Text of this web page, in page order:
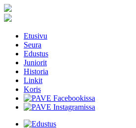
Etusivu
Seura
Edustus
Juniorit
Historia
Linkit
Koris